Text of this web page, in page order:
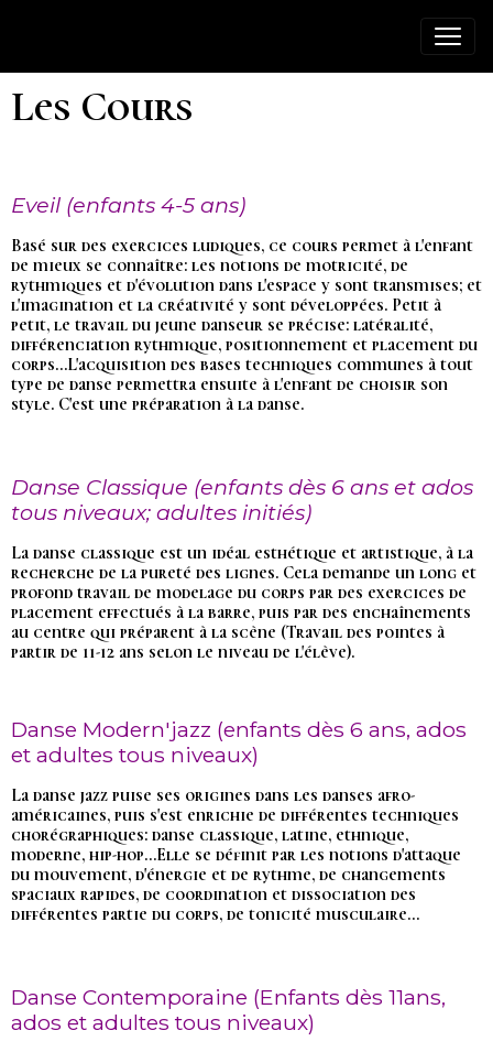
Les Cours
Eveil (enfants 4-5 ans)
Basé sur des exercices ludiques, ce cours permet à l'enfant
de mieux se connaître: les notions de motricité, de
rythmiques et d'évolution dans l'espace y sont transmises; et
l'imagination et la créativité y sont développées. Petit à
petit, le travail du jeune danseur se précise: latéralité,
différenciation rythmique, positionnement et placement du
corps...L'acquisition des bases techniques communes à tout
type de danse permettra ensuite à l'enfant de choisir son
style. C'est une préparation à la danse.
Danse Classique (enfants dès 6 ans et ados
tous niveaux; adultes initiés)
La danse classique est un idéal esthétique et artistique, à la
recherche de la pureté des lignes. Cela demande un long et
profond travail de modelage du corps par des exercices de
placement effectués à la barre, puis par des enchaînements
au centre qui préparent à la scène (Travail des pointes à
partir de 11-12 ans selon le niveau de l'élève).
Danse Modern'jazz (enfants dès 6 ans, ados
et adultes tous niveaux)
La danse jazz puise ses origines dans les danses afro-
américaines, puis s'est enrichie de différentes techniques
chorégraphiques: danse classique, latine, ethnique,
moderne, hip-hop...Elle se définit par les notions d'attaque
du mouvement, d'énergie et de rythme, de changements
spaciaux rapides, de coordination et dissociation des
différentes partie du corps, de tonicité musculaire...
Danse Contemporaine (Enfants dès 11ans,
ados et adultes tous niveaux)